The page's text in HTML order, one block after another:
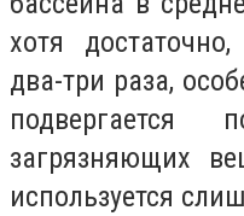
хотя
два-три раза,
подвергается
загрязняющих
используется